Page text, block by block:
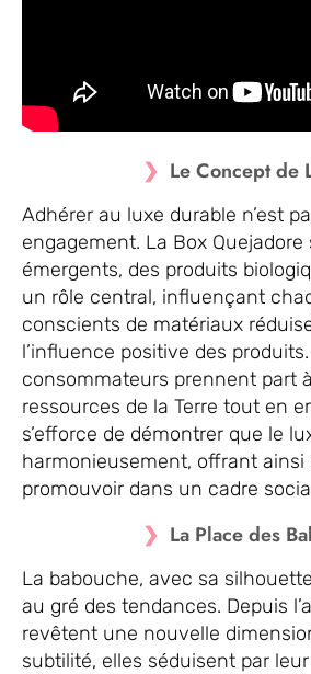
Le Concept de
Adhérer au luxe durable n’est
engagement. La Box
émergents, des produits
un rôle central, influençant
conscients de matériaux
l’influence positive des
consommateurs prennent part
ressources de la Terre tout en
s’efforce de démontrer que le
harmonieusement, offrant ainsi
promouvoir dans un cadre
La Place des
La babouche, avec sa
au gré des tendances. Depuis
revêtent une nouvelle
subtilité, elles séduisent par